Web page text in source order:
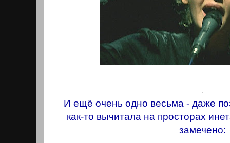
.
И ещё очень одно весьма - даже
как-то вычитала на просторах
замечено: